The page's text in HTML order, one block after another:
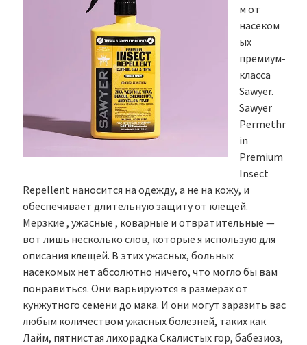
м от
насеком
ых
премиум-
класса
Sawyer.
Sawyer
Permethr
in
Premium
Insect
Repellent наносится на одежду, а не на кожу, и
обеспечивает длительную защиту от клещей.
Мерзкие , ужасные , коварные и отвратительные —
вот лишь несколько слов, которые я использую для
описания клещей. В этих ужасных, больных
насекомых нет абсолютно ничего, что могло бы вам
понравиться. Они варьируются в размерах от
кунжутного семени до мака. И они могут заразить вас
любым количеством ужасных болезней, таких как
Лайм, пятнистая лихорадка Скалистых гор, бабезиоз,